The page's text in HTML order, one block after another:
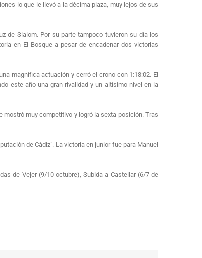
lo que le llevó a la décima plaza, muy lejos de sus
de Slalom. Por su parte tampoco tuvieron su día los
en El Bosque a pesar de encadenar dos victorias
magnífica actuación y cerró el crono con 1:18:02. El
este año una gran rivalidad y un altísimo nivel en la
mostró muy competitivo y logró la sexta posición. Tras
de Cádiz´. La victoria en junior fue para Manuel
de Vejer (9/10 octubre), Subida a Castellar (6/7 de